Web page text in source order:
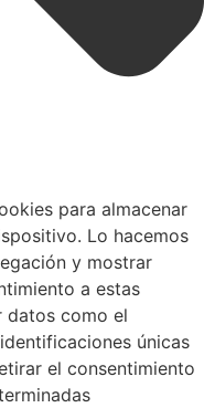
para almacenar
Lo hacemos
y mostrar
a estas
datos como el
únicas
el consentimiento